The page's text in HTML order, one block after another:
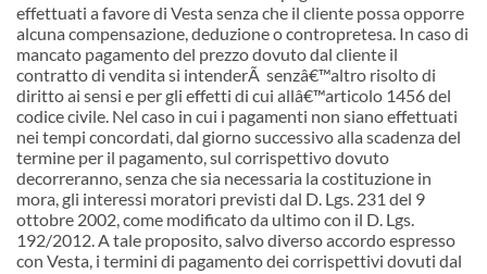
effettuati a favore di Vesta senza che il cliente possa opporre
alcuna compensazione, deduzione o contropretesa. In caso di
mancato pagamento del prezzo dovuto dal cliente il
contratto di vendita si intenderÃ senzâ€™altro risolto di
diritto ai sensi e per gli effetti di cui allâ€™articolo 1456 del
codice civile. Nel caso in cui i pagamenti non siano effettuati
nei tempi concordati, dal giorno successivo alla scadenza del
termine per il pagamento, sul corrispettivo dovuto
decorreranno, senza che sia necessaria la costituzione in
mora, gli interessi moratori previsti dal D. Lgs. 231 del 9
ottobre 2002, come modificato da ultimo con il D. Lgs.
192/2012. A tale proposito, salvo diverso accordo espresso
con Vesta, i termini di pagamento dei corrispettivi dovuti dal